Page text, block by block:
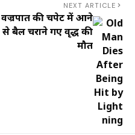
NEXT ARTICLE
वज्रपात की चपेट में आने
से बैल चराने गए वृद्ध की
मौत